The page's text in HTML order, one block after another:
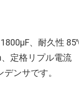
1800µF、耐久性
定格リプル電流
ンサです。